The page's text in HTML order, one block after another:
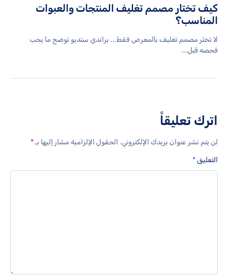
كيف تختار مصمم تغليف المنتجات والعبوات
المناسب؟
لا تختَر مصمم تغليف بالمعرض فقط... براندي ستديو توضح ما يجب
فحصه قبل...
اترك تعليقاً
لن يتم نشر عنوان بريدك الإلكتروني. الحقول الإلزامية مشار إليها بـ*
التعليق*